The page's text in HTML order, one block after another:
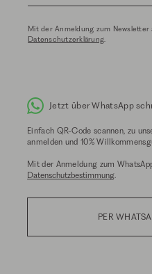
Mit der Anmeldung zum
Datenschutzerklärung.
Jetzt über WhatsApp
Einfach QR-Code scannen, zu
anmelden und 10%
Mit der Anmeldung zum
Datenschutzbestimmung.
PER